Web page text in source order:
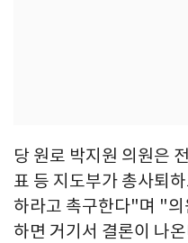
당 원로 박지원 의원은
표 등 지도부가 총사퇴
하라고 촉구한다"며 "
하면 거기서 결론이 나